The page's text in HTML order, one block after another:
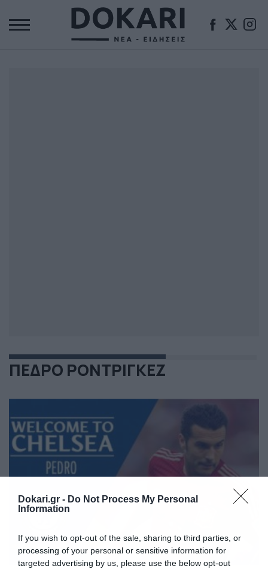
Dokari.gr - Do Not Process My Personal
Information
If you wish to opt-out of the sale, sharing to third parties, or
processing of your personal or sensitive information for
targeted advertising by us, please use the below opt-out
ΠΕΔΡΟ ΡΟΝΤΡΙΓΚΕΖ